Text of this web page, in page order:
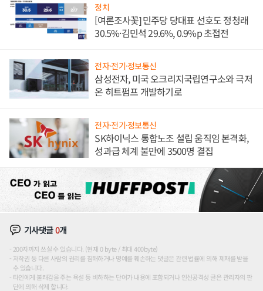
정치
[여론조사꽃] 민주당 당대표 선호도 정청래
30.5%·김민석 29.6%, 0.9%p 초접전
전자·전기·정보통신
삼성전자, 미국 오크리지국립연구소와 극저
온 히트펌프 개발하기로
전자·전기·정보통신
SK하이닉스 통합노조 설립 움직임 본격화,
성과급 체계 불만에 3500명 결집
기사댓글0개
200자까지 쓰실 수 있습니다. (현재 0 byte / 최대 400byte)
저작권 등 다른 사람의 권리를 침해하거나 명예를 훼손하는 댓글은 관련 법률에 의해 제재를 받을
수 있습니다.
타인에게 불쾌감을 주는 욕설 등 비하하는 단어가 내용에 포함되거나 인신공격성 글은 관리자의 판
단에 의해 삭제 합니다.